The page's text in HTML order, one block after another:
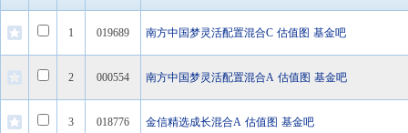
1 019689 南方中国梦灵活配置混合C 估值图 基金吧
2 000554 南方中国梦灵活配置混合A 估值图 基金吧
3 018776 金信精选成长混合A 估值图 基金吧